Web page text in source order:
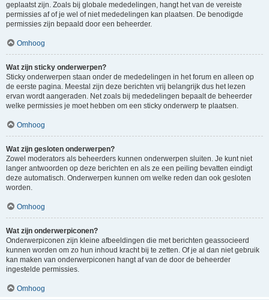
geplaatst zijn. Zoals bij globale mededelingen, hangt het van de vereiste
permissies af of je wel of niet mededelingen kan plaatsen. De benodigde
permissies zijn bepaald door een beheerder.
Omhoog
Wat zijn sticky onderwerpen?
Sticky onderwerpen staan onder de mededelingen in het forum en alleen op
de eerste pagina. Meestal zijn deze berichten vrij belangrijk dus het lezen
ervan wordt aangeraden. Net zoals bij mededelingen bepaalt de beheerder
welke permissies je moet hebben om een sticky onderwerp te plaatsen.
Omhoog
Wat zijn gesloten onderwerpen?
Zowel moderators als beheerders kunnen onderwerpen sluiten. Je kunt niet
langer antwoorden op deze berichten en als ze een peiling bevatten eindigt
deze automatisch. Onderwerpen kunnen om welke reden dan ook gesloten
worden.
Omhoog
Wat zijn onderwerpiconen?
Onderwerpiconen zijn kleine afbeeldingen die met berichten geassocieerd
kunnen worden om zo hun inhoud kracht bij te zetten. Of je al dan niet gebruik
kan maken van onderwerpiconen hangt af van de door de beheerder
ingestelde permissies.
Omhoog